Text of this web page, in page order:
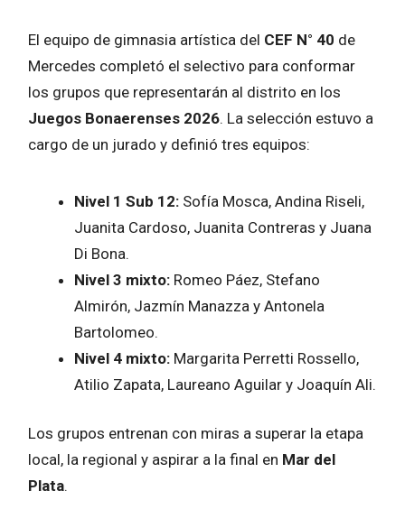
El equipo de gimnasia artística del CEF N° 40 de
Mercedes completó el selectivo para conformar
los grupos que representarán al distrito en los
Juegos Bonaerenses 2026. La selección estuvo a
cargo de un jurado y definió tres equipos:
Nivel 1 Sub 12: Sofía Mosca, Andina Riseli,
Juanita Cardoso, Juanita Contreras y Juana
Di Bona.
Nivel 3 mixto: Romeo Páez, Stefano
Almirón, Jazmín Manazza y Antonela
Bartolomeo.
Nivel 4 mixto: Margarita Perretti Rossello,
Atilio Zapata, Laureano Aguilar y Joaquín Ali.
Los grupos entrenan con miras a superar la etapa
local, la regional y aspirar a la final en Mar del
Plata.